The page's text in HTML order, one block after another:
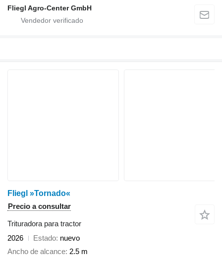
Fliegl Agro-Center GmbH
Fliegl »Tornado«
Precio a consultar
Trituradora para tractor
2026
Estado nuevo
Ancho de alcance 2.5 m